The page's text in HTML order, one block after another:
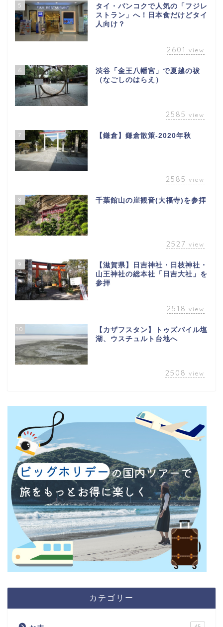
5
タイ・バンコクで人気の「フジレ
ストラン」へ！日本食だけどタイ
人向け？
2601 view
6
渋谷「金王八幡宮」で夏越の祓
（なごしのはらえ）
2585 view
7 【鎌倉】鎌倉散策-2020年秋
2585 view
8 千葉館山の崖観音(大福寺)を参拝
2527 view
9
【滋賀県】日吉神社・日枝神社・
山王神社の総本社「日吉大社」を
参拝
2518 view
10
【カザフスタン】トゥズバイル塩
湖、ウスチュルト台地へ
2508 view
カテゴリー